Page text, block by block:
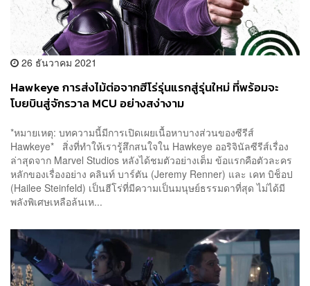
26 ธันวาคม 2021
Hawkeye การส่งไม้ต่อจากฮีโร่รุ่นแรกสู่รุ่นใหม่ ที่พร้อมจะ
โบยบินสู่จักรวาล MCU อย่างสง่างาม
*หมายเหตุ: บทความนี้มีการเปิดเผยเนื้อหาบางส่วนของซีรีส์
Hawkeye* สิ่งที่ทำให้เรารู้สึกสนใจใน Hawkeye ออริจินัลซีรีส์เรื่อง
ล่าสุดจาก Marvel Studios หลังได้ชมตัวอย่างเต็ม ข้อแรกคือตัวละคร
หลักของเรื่องอย่าง คลินท์ บาร์ตัน (Jeremy Renner) และ เคท บิช็อป
(Hailee Steinfeld) เป็นฮีโร่ที่มีความเป็นมนุษย์ธรรมดาที่สุด ไม่ได้มี
พลังพิเศษเหลือล้นเห...